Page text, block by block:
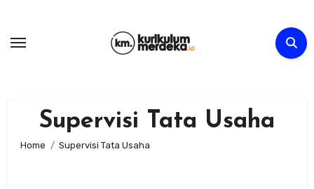
content
Supervisi Tata Usaha
Home Supervisi Tata Usaha